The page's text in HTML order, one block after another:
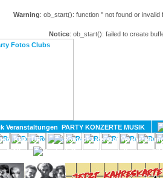
Warning: ob_start(): function '' not found or
Notice: ob_start(): failed to create
PARTY KONZERTE MUSIK
KULTUR
GAY